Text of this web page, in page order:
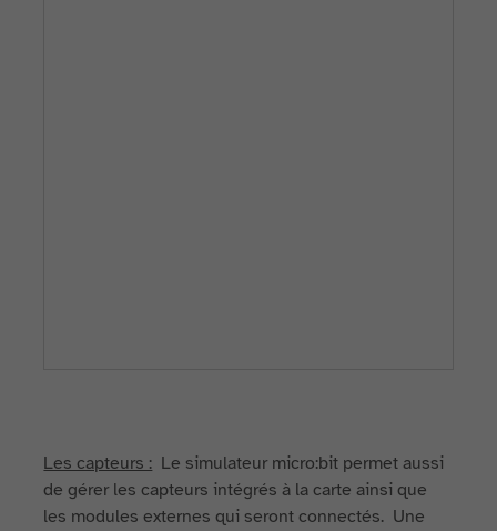
Les capteurs : Le simulateur micro:bit permet aussi
de gérer les capteurs intégrés à la carte ainsi que
les modules externes qui seront connectés. Une